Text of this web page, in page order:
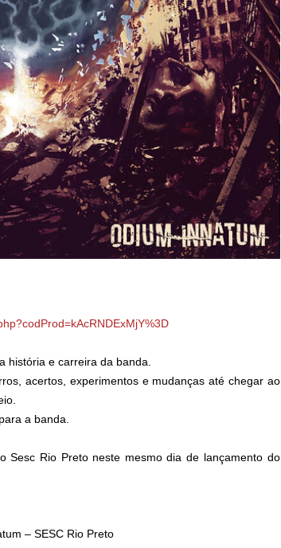
história e carreira da banda.
acertos, experimentos e mudanças até chegar ao
a banda.
Sesc Rio Preto neste mesmo dia de lançamento do
– SESC Rio Preto